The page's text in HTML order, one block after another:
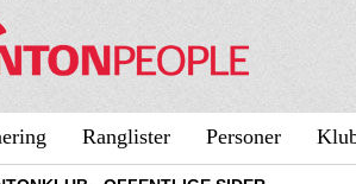
Ranglister Personer